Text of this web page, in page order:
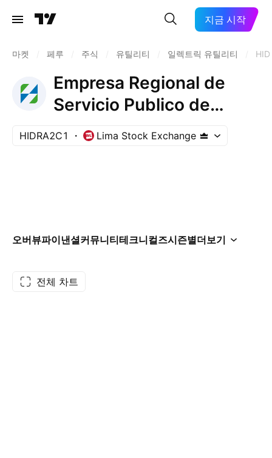
지금 시작
마켓 페루 주식 유틸리티 일렉트릭 유틸리티
Empresa Regional de
Servicio Publico de
Electricidad Electronorte
HIDRA2C1 Lima Stock Exchange
오버뷰파이낸셜커뮤니티테크니컬즈시즌별더보기
전체 차트